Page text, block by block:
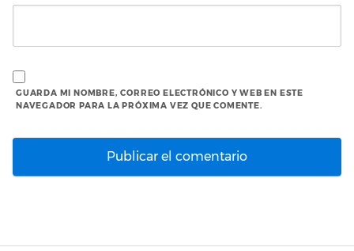
GUARDA MI NOMBRE, CORREO ELECTRÓNICO Y WEB EN ESTE
NAVEGADOR PARA LA PRÓXIMA VEZ QUE COMENTE.